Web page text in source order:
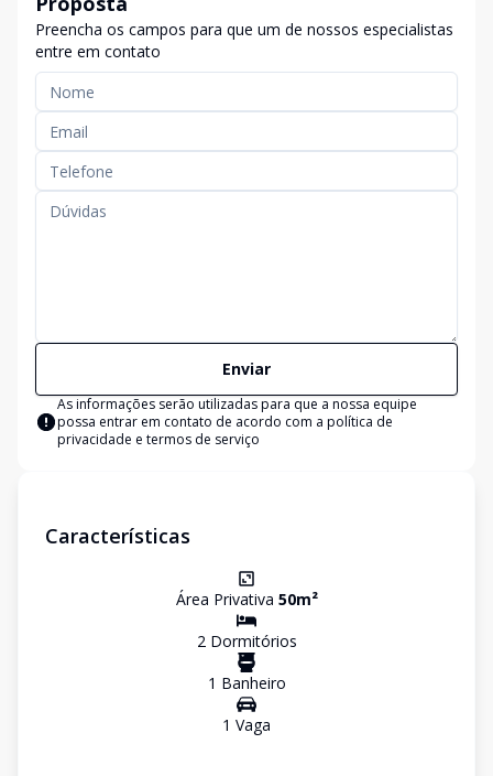
Preencha os campos para que um de nossos especialistas
entre em contato
Enviar
As informações serão utilizadas para que a nossa equipe
possa entrar em contato de acordo com a política de
privacidade e termos de serviço
Características
Área Privativa 50m²
2Dormitórios
1 Banheiro
1 Vaga